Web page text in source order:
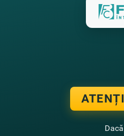
Contribuţia proprie
Rata dobânzii este flotantă. Se
Sucursalele şi agenţiile BănciiAICI
sucursală
modalităţile de accesare ale